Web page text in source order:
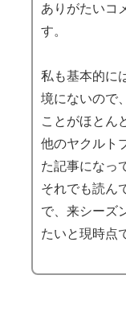
ありがたいコ
す。
私も基本的に
境にないので
ことがほとん
他のヤクルト
た記事になっ
それでも読ん
で、来シーズ
たいと現時点